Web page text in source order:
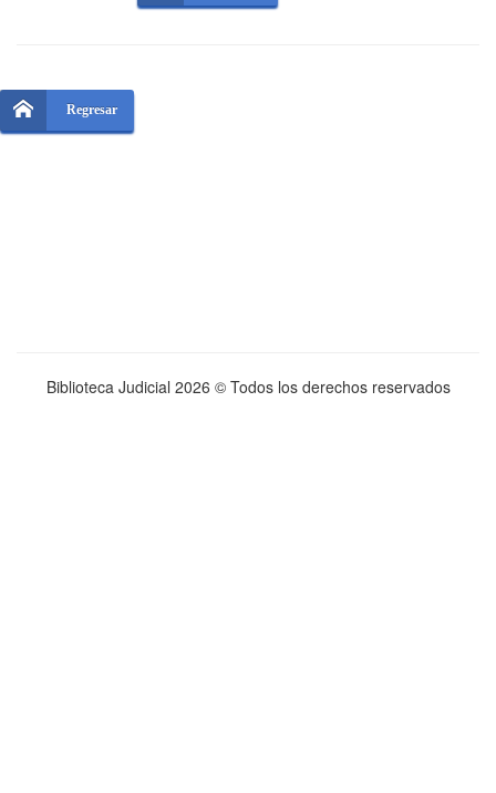
Regresar
Biblioteca Judicial 2026 © Todos los derechos reservados